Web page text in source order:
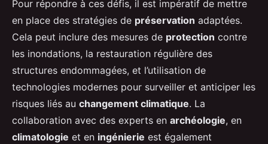
Pour répondre à ces défis, il est impératif de mettre
en place des stratégies de préservation adaptées.
Cela peut inclure des mesures de protection contre
les inondations, la restauration régulière des
structures endommagées, et l’utilisation de
technologies modernes pour surveiller et anticiper les
risques liés au changement climatique. La
collaboration avec des experts en archéologie, en
climatologie et en ingénierie est également